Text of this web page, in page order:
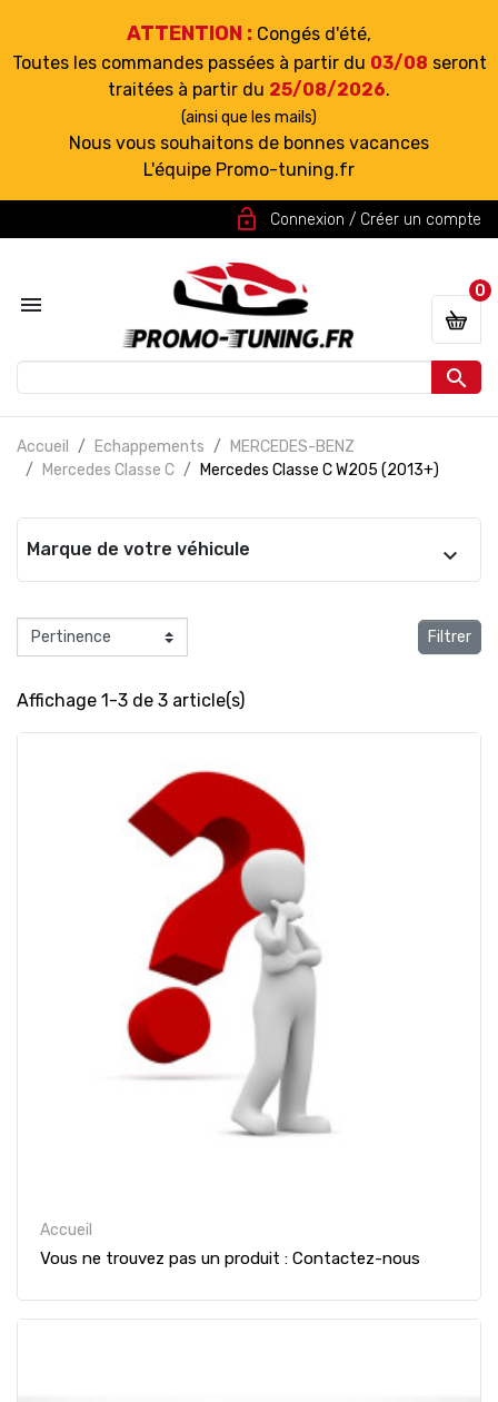
ATTENTION : Congés d'été,
Toutes les commandes passées à partir du 03/08 seront
traitées à partir du 25/08/2026.
(ainsi que les mails)
Nous vous souhaitons de bonnes vacances
L'équipe Promo-tuning.fr
lock_open Connexion / Créer un compte


0
Accueil Echappements
MERCEDES-BENZ
Mercedes Classe C
Mercedes Classe C W205 (2013+)
Marque de votre véhicule
Filtrer
Affichage 1-3 de 3 article(s)
Accueil
Vous ne trouvez pas un produit : Contactez-nous